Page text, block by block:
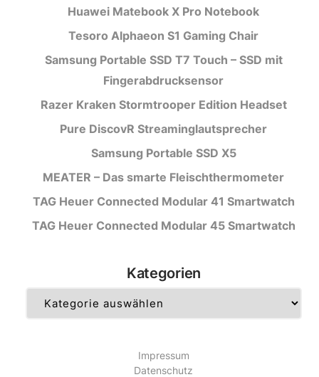
Huawei Matebook X Pro Notebook
Tesoro Alphaeon S1 Gaming Chair
Samsung Portable SSD T7 Touch – SSD mit
Fingerabdrucksensor
Razer Kraken Stormtrooper Edition Headset
Pure DiscovR Streaminglautsprecher
Samsung Portable SSD X5
MEATER – Das smarte Fleischthermometer
TAG Heuer Connected Modular 41 Smartwatch
TAG Heuer Connected Modular 45 Smartwatch
Kategorien
Impressum
Datenschutz